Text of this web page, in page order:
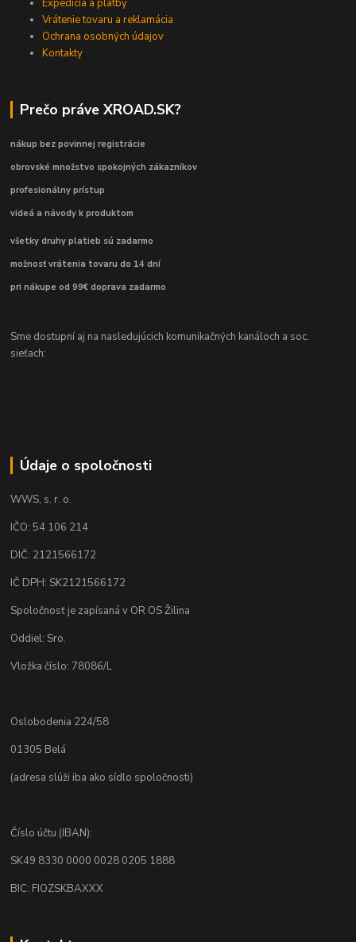
Expedícia a platby
Vrátenie tovaru a reklamácia
Ochrana osobných údajov
Kontakty
Prečo práve XROAD.SK?
nákup bez povinnej registrácie
obrovské množstvo spokojných zákazníkov
profesionálny prístup
videá a návody k produktom
všetky druhy platieb sú zadarmo
možnosť vrátenia tovaru do 14 dní
pri nákupe od 99€ doprava zadarmo
Sme dostupní aj na nasledujúcich komunikačných kanáloch a soc.
sieťach:
Údaje o spoločnosti
WWS, s. r. o.
IČO: 54 106 214
DIČ: 2121566172
IČ DPH: SK2121566172
Spoločnosť je zapísaná v OR OS Žilina
Oddiel: Sro.
Vložka číslo: 78086/L
Oslobodenia 224/58
01305 Belá
(adresa slúži iba ako sídlo spoločnosti)
Číslo účtu (IBAN):
SK49 8330 0000 0028 0205 1888
BIC: FIOZSKBAXXX